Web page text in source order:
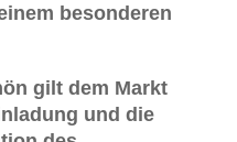
besonderen
gilt dem Markt
und die